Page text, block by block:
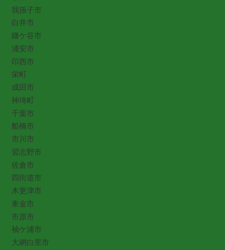
我孫子市
白井市
鎌ケ谷市
浦安市
印西市
栄町
成田市
神埼町
千葉市
船橋市
市川市
習志野市
佐倉市
四街道市
木更津市
東金市
市原市
袖ケ浦市
大網白里市